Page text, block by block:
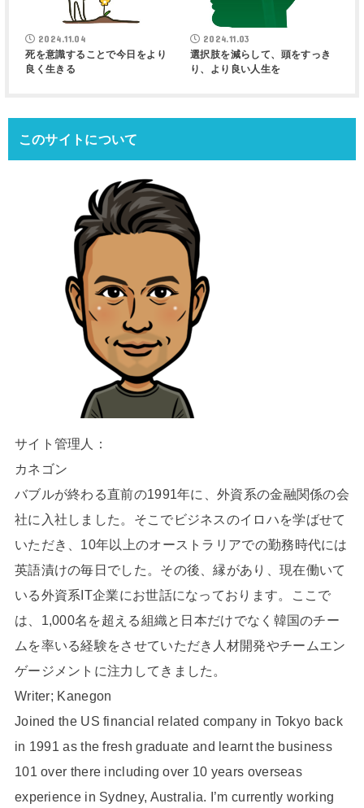
2024.11.04
死を意識することで今日をより
良く生きる
2024.11.03
選択肢を減らして、頭をすっき
り、より良い人生を
このサイトについて
サイト管理人：
カネゴン
バブルが終わる直前の1991年に、外資系の金融関係の会
社に入社しました。そこでビジネスのイロハを学ばせて
いただき、10年以上のオーストラリアでの勤務時代には
英語漬けの毎日でした。その後、縁があり、現在働いて
いる外資系IT企業にお世話になっております。ここで
は、1,000名を超える組織と日本だけでなく韓国のチー
ムを率いる経験をさせていただき人材開発やチームエン
ゲージメントに注力してきました。
Writer; Kanegon
Joined the US financial related company in Tokyo back
in 1991 as the fresh graduate and learnt the business
101 over there including over 10 years overseas
experience in Sydney, Australia. I’m currently working